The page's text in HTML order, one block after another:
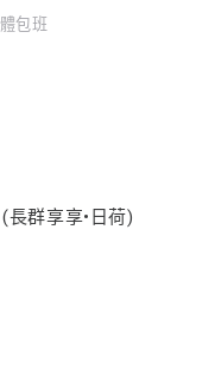
包班
長群享享•日荷)